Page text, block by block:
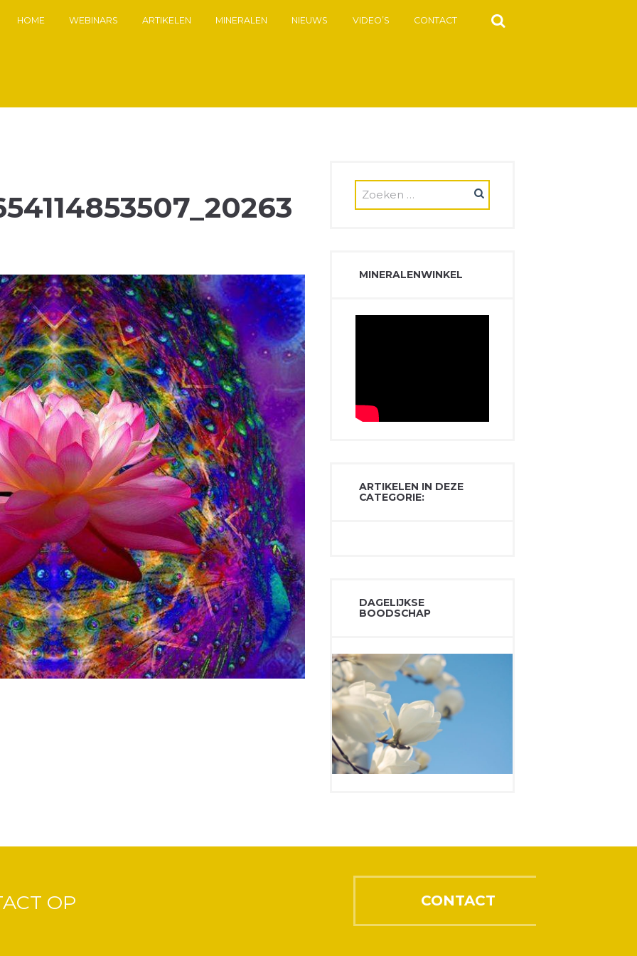
HOME WEBINARS ARTIKELEN MINERALEN NIEUWS VIDEO’S CONTACT
MINERALENWINKEL
ARTIKELEN IN DEZE
CATEGORIE:
DAGELIJKSE
BOODSCHAP
OP CONTACT